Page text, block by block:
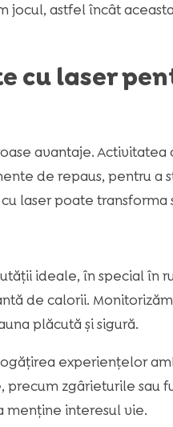
astfel încât
cu laser
avantaje. Activitatea
de repaus, pentru a
laser poate
ideale, în special în
de calorii.
plăcută și sigură.
experiențelor
zgârieturile sau
menține interesul vie.